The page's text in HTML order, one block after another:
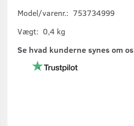
Model/varenr.: 753734999
Vægt: 0,4 kg
Se hvad kunderne synes om os